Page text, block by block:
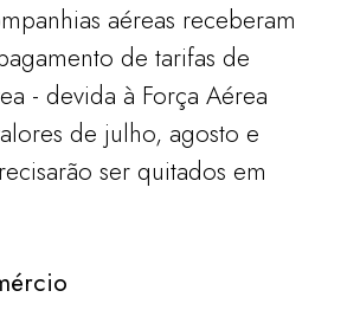
aéreas receberam
de tarifas de
- devida à Força Aérea
de julho, agosto e
ser quitados em